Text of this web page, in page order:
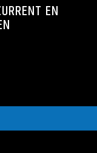
EN